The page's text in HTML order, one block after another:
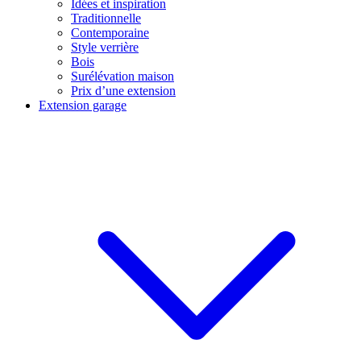
Idées et inspiration
Traditionnelle
Contemporaine
Style verrière
Bois
Surélévation maison
Prix d’une extension
Extension garage